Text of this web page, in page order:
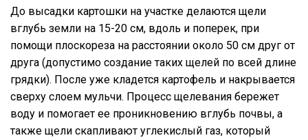
До высадки картошки на участке делаются щели
вглубь земли на 15-20 см, вдоль и поперек, при
помощи плоскореза на расстоянии около 50 см друг от
друга (допустимо создание таких щелей по всей длине
грядки). После уже кладется картофель и накрывается
сверху слоем мульчи. Процесс щелевания бережет
воду и помогает ее проникновению вглубь почвы, а
также щели скапливают углекислый газ, который